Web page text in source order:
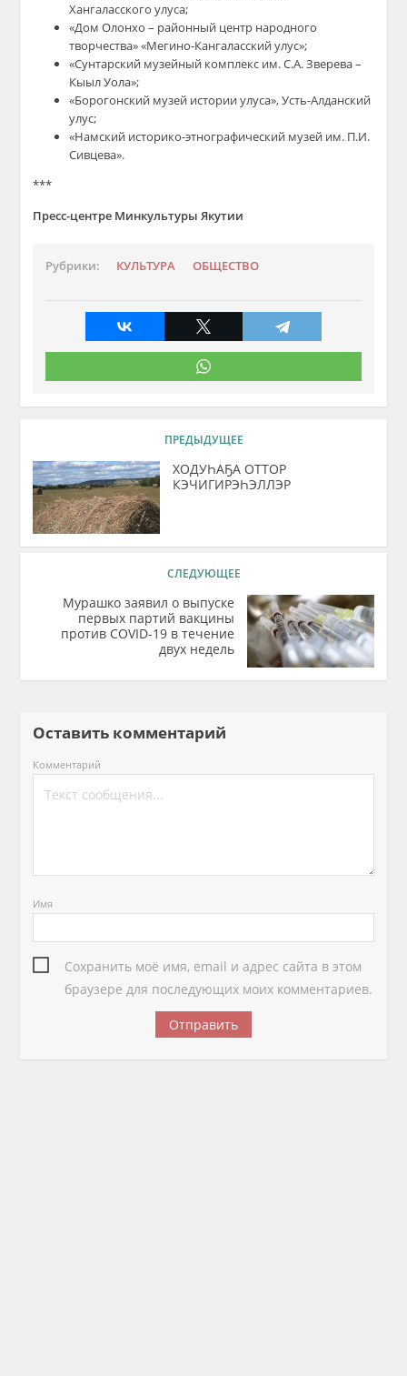
Хангаласского улуса;
«Дом Олонхо – районный центр народного
творчества» «Мегино-Кангаласский улус»;
«Сунтарский музейный комплекс им. С.А. Зверева –
Кыыл Уола»;
«Борогонский музей истории улуса», Усть-Алданский
улус;
«Намский историко-этнографический музей им. П.И.
Сивцева».
***
Пресс-центре Минкультуры Якутии
Рубрики: КУЛЬТУРА ОБЩЕСТВО
ПРЕДЫДУЩЕЕ
ХОДУҺАҔА ОТТОР
КЭЧИГИРЭҺЭЛЛЭР
СЛЕДУЮЩЕЕ
Мурашко заявил о выпуске
первых партий вакцины
против COVID-19 в течение
двух недель
Оставить комментарий
Комментарий
Имя
Сохранить моё имя, email и адрес сайта в этом
браузере для последующих моих комментариев.